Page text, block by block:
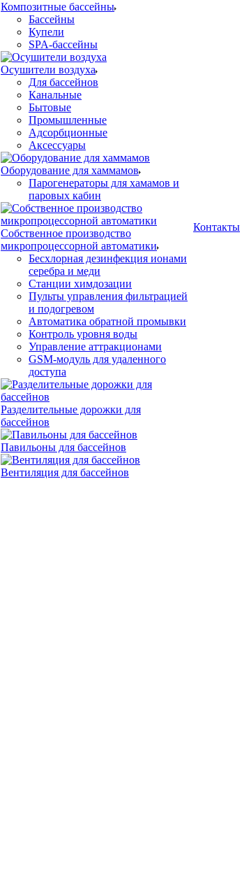
Композитные бассейны
Бассейны
Купели
SPA-бассейны
Осушители воздуха
Для бассейнов
Канальные
Бытовые
Промышленные
Адсорбционные
Аксессуары
Оборудование для хаммамов
Парогенераторы для хамамов и
паровых кабин
Собственное производство
микропроцессорной автоматики
Беcхлорная дезинфекция ионами
серебра и меди
Станции химдозации
Пульты управления фильтрацией
и подогревом
Автоматика обратной промывки
Контроль уровня воды
Управление аттракционами
GSM-модуль для удаленного
доступа
Разделительные дорожки для
бассейнов
Павильоны для бассейнов
Вентиляция для бассейнов
Контакты